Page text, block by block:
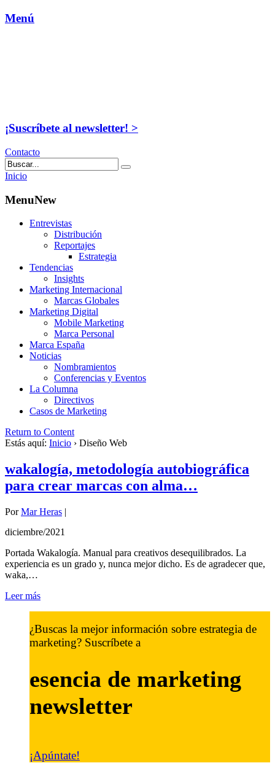
Menú
¡Suscríbete al newsletter! >
Contacto
Inicio
MenuNew
Entrevistas
Distribución
Reportajes
Estrategia
Tendencias
Insights
Marketing Internacional
Marcas Globales
Marketing Digital
Mobile Marketing
Marca Personal
Marca España
Noticias
Nombramientos
Conferencias y Eventos
La Columna
Directivos
Casos de Marketing
Return to Content
Estás aquí: Inicio › Diseño Web
wakalogía, metodología autobiográfica
para crear marcas con alma…
PorMar Heras |
diciembre/2021
Portada Wakalogía. Manual para creativos desequilibrados. La
experiencia es un grado y, nunca mejor dicho. Es de agradecer que,
waka,…
Leer más
¿Buscas la mejor información sobre estrategia de
marketing? Suscríbete a
esencia de marketing
newsletter
¡Apúntate!